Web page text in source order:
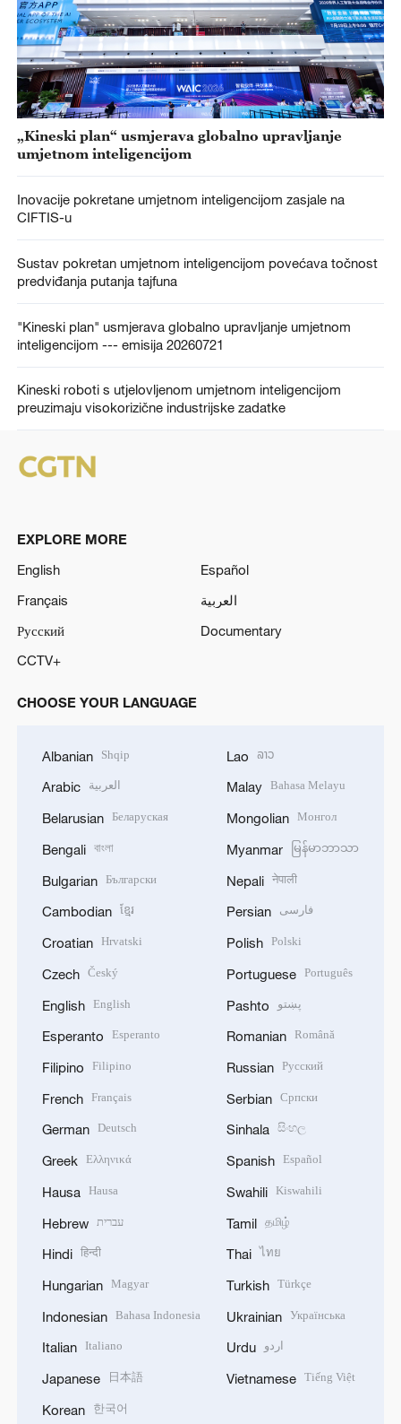
„Kineski plan“ usmjerava globalno upravljanje
umjetnom inteligencijom
Inovacije pokretane umjetnom inteligencijom zasjale na
CIFTIS-u
Sustav pokretan umjetnom inteligencijom povećava točnost
predviđanja putanja tajfuna
"Kineski plan" usmjerava globalno upravljanje umjetnom
inteligencijom --- emisija 20260721
Kineski roboti s utjelovljenom umjetnom inteligencijom
preuzimaju visokorizične industrijske zadatke
EXPLORE MORE
English
Español
Français
العربية
Русский
Documentary
CCTV+
CHOOSE YOUR LANGUAGE
Albanian Shqip
Arabic العربية
Belarusian Беларуская
Bengali বাংলা
Bulgarian Български
Cambodian ខ្មែរ
Croatian Hrvatski
Czech Český
English English
Esperanto Esperanto
Filipino Filipino
French Français
German Deutsch
Greek Ελληνικά
Hausa Hausa
Hebrew עברית
Hindi हिन्दी
Hungarian Magyar
Indonesian Bahasa Indonesia
Italian Italiano
Japanese 日本語
Korean 한국어
Lao ລາວ
Malay Bahasa Melayu
Mongolian Монгол
Myanmar မြန်မာဘာသာ
Nepali नेपाली
Persian فارسی
Polish Polski
Portuguese Português
Pashto پښتو
Romanian Română
Russian Русский
Serbian Српски
Sinhala සිංහල
Spanish Español
Swahili Kiswahili
Tamil தமிழ்
Thai ไทย
Turkish Türkçe
Ukrainian Українська
Urdu اردو
Vietnamese Tiếng Việt